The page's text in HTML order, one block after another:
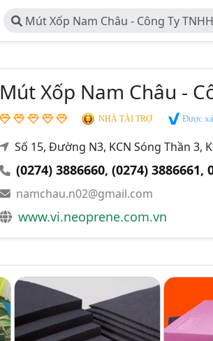
Mút Xốp Nam Châu - Công Ty TNHH
NEOPRENE Nam Châu
Mút Xốp Nam Châu -
NHÀ TÀI TRỢ Được
Số 15, Đường N3, KCN Sóng Thần 3,
(0274) 3886660, (0274) 3886661,
namchau.n02@gmail.com
www.vi.neoprene.com.vn